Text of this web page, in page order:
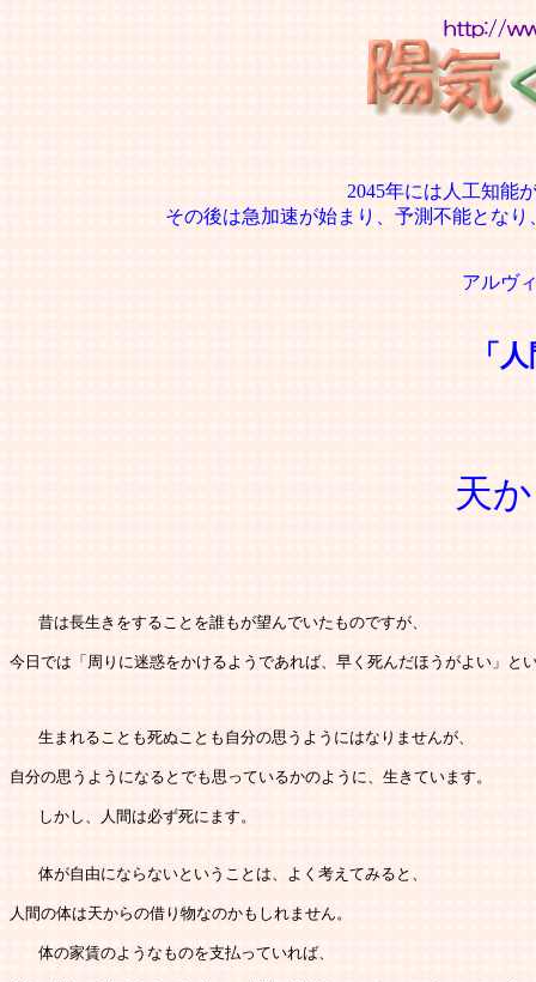
2045年には人工知能
その後は急加速が始まり、予測不能とな
アルヴ
「
天
昔は長生きをすることを誰もが望んでいたものですが、
今日では「周りに迷惑をかけるようであれば、早く死んだほうがよい」と
生まれることも死ぬことも自分の思うようにはなりませんが、
自分の思うようになるとでも思っているかのように、生きています。
しかし、人間は必ず死にます。
体が自由にならないということは、よく考えてみると、
人間の体は天からの借り物なのかもしれません。
体の家賃のようなものを支払っていれば、